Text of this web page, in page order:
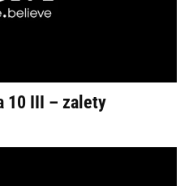
10 III – zalety